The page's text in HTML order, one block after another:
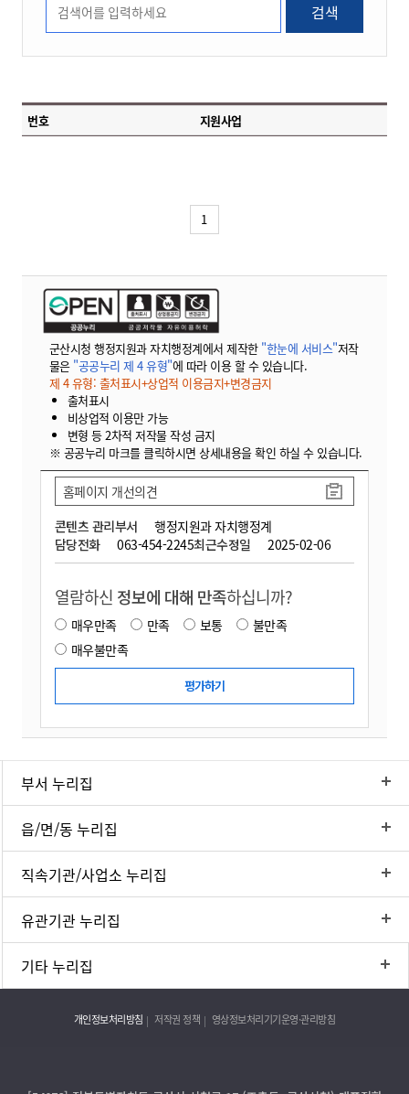
검색
번호 지원사업
1
군산시청 행정지원과 자치행정계에서 제작한 "한눈에 서비스"저작
물은 "공공누리 제 4 유형"에 따라 이용 할 수 있습니다.
제 4 유형: 출처표시+상업적 이용금지+변경금지
출처표시
비상업적 이용만 가능
변형 등 2차적 저작물 작성 금지
※ 공공누리 마크를 클릭하시면 상세내용을 확인 하실 수 있습니다.
콘텐츠 관리부서
행정지원과 자치행정계
담당전화
063-454-2245최근수정일 2025-02-06
홈페이지 개선의견
열람하신 정보에 대해 만족하십니까?
매우만족 만족 보통
불만족
매우불만족
부서 누리집
읍/면/동 누리집
직속기관/사업소 누리집
유관기관 누리집
기타 누리집
개인정보처리방침 저작권 정책 영상정보처리기기운영·관리방침